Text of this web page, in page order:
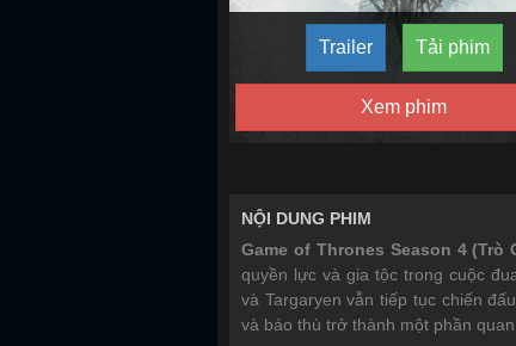
Trailer Tải phim
Xem phim
NỘI DUNG PHIM
Game of Thrones Season 4
quyền lực và gia tộc trong cuộc
và Targaryen vẫn tiếp tục chiến
và báo thù trở thành một phần